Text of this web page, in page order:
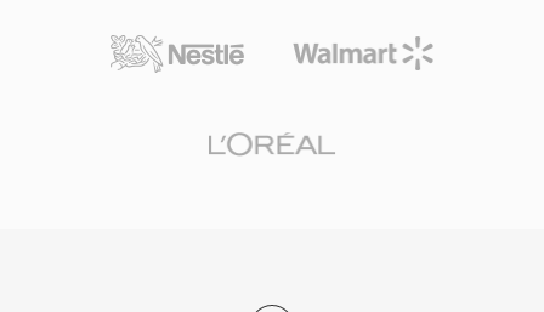
アターシステムにもたらします。また、専用のセ
す。レシーバー、テレビ、セットトップボックス